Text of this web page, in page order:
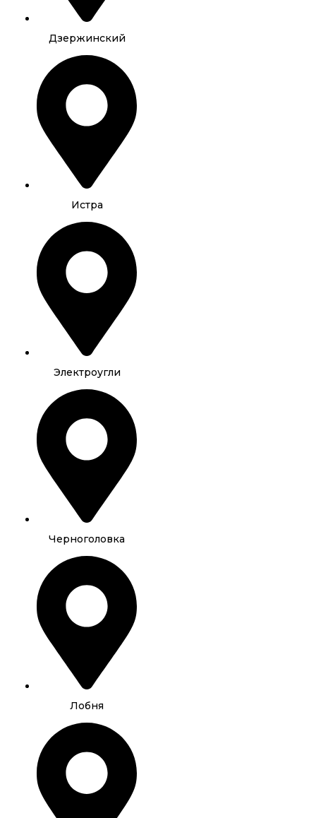
Дзержинский
Истра
Электроугли
Черноголовка
Лобня